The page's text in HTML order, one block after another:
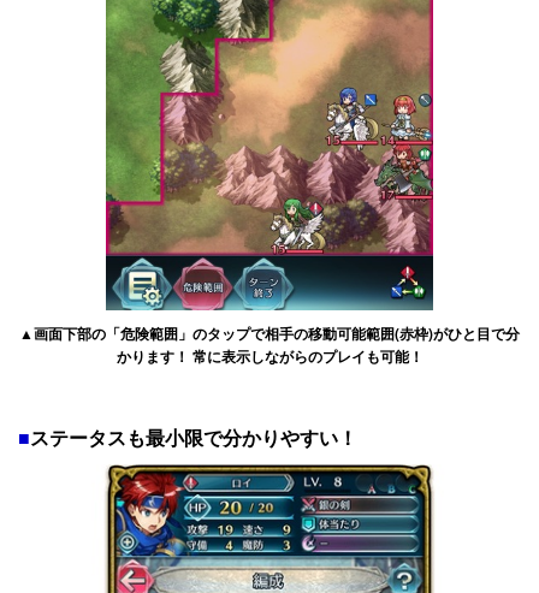
▲画面下部の「危険範囲」のタップで相手の移動可能範囲(赤枠)がひと目で分
かります！ 常に表示しながらのプレイも可能！
■ステータスも最小限で分かりやすい！